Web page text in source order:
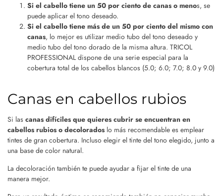
Si el cabello tiene un 50 por ciento de canas o menos, se
puede aplicar el tono deseado.
Si el cabello tiene más de un 50 por ciento del mismo con
canas, lo mejor es utilizar medio tubo del tono deseado y
medio tubo del tono dorado de la misma altura. TRICOL
PROFESSIONAL dispone de una serie especial para la
cobertura total de los cabellos blancos (5.0; 6.0; 7.0; 8.0 y 9.0)
Canas en cabellos rubios
Si las canas difíciles que quieres cubrir se encuentran en
cabellos rubios o decolorados lo más recomendable es emplear
tintes de gran cobertura. Incluso elegir el tinte del tono elegido, junto a
una base de color natural.
La decoloración también te puede ayudar a fijar el tinte de una
manera mejor.